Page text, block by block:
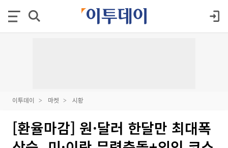
이투데이 마켓 시황
[환율마감] 원·달러 한달만 최대폭